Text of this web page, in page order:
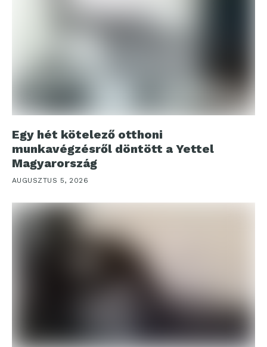
Egy hét kötelező otthoni
munkavégzésről döntött a Yettel
Magyarország
AUGUSZTUS 5, 2026